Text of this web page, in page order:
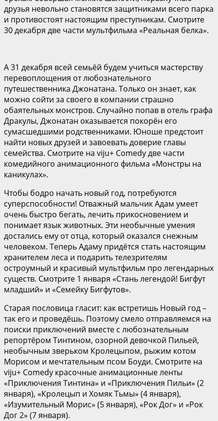
друзья невольно становятся защитниками всего парка
и противостоят настоящим преступникам. Смотрите
30 декабря две части мультфильма «Реальная белка».
А 31 декабря всей семьёй будем учиться мастерству
перевоплощения от любознательного
путешественника Джонатана. Только он знает, как
можно сойти за своего в компании страшно
обаятельных монстров. Случайно попав в отель графа
Дракулы, Джонатан оказывается покорён его
сумасшедшими родственниками. Юноше предстоит
найти новых друзей и завоевать доверие главы
семейства. Смотрите на viju+ Comedy две части
комедийного анимационного фильма «Монстры на
каникулах».
Чтобы бодро начать новый год, потребуются
суперспособности! Отважный мальчик Адам умеет
очень быстро бегать, лечить прикосновением и
понимает язык животных. Эти необычные умения
достались ему от отца, который оказался снежным
человеком. Теперь Адаму придётся стать настоящим
хранителем леса и подарить телезрителям
остроумный и красивый мультфильм про легендарных
существ. Смотрите 1 января «Стань легендой! Бигфут
младший» и «Семейку Бигфутов».
Старая пословица гласит: как встретишь Новый год –
так его и проведёшь. Поэтому смело отправляемся на
поиски приключений вместе с любознательным
репортёром Тинтином, озорной девочкой Пильей,
необычным зверьком Кролецыпом, рыжим котом
Морисом и мечтательным псом Боуди. Смотрите на
viju+ Comedy красочные анимационные ленты
«Приключения Тинтина» и «Приключения Пильи» (2
января), «Кролецып и Хомяк Тьмы» (4 января),
«Изумительный Морис» (5 января), «Рок Дог» и «Рок
Дог 2» (7 января).